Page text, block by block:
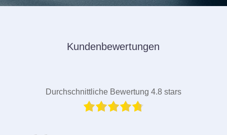
Kundenbewertungen
Durchschnittliche Bewertung 4.8 stars